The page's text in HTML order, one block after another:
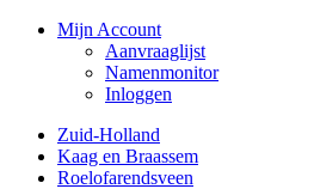
Mijn Account
Aanvraaglijst
Namenmonitor
Inloggen
Zuid-Holland
Kaag en Braassem
Roelofarendsveen